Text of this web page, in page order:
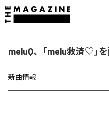
meluQ、「melu救済♡」
新曲情報